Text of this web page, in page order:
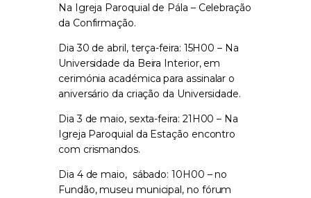
Na Igreja Paroquial de Pála – Celebração
da Confirmação.
Dia 30 de abril, terça-feira: 15H00 – Na
Universidade da Beira Interior, em
cerimónia académica para assinalar o
aniversário da criação da Universidade.
Dia 3 de maio, sexta-feira: 21H00 – Na
Igreja Paroquial da Estação encontro
com crismandos.
Dia 4 de maio, sábado: 10H00 – no
Fundão, museu municipal, no fórum